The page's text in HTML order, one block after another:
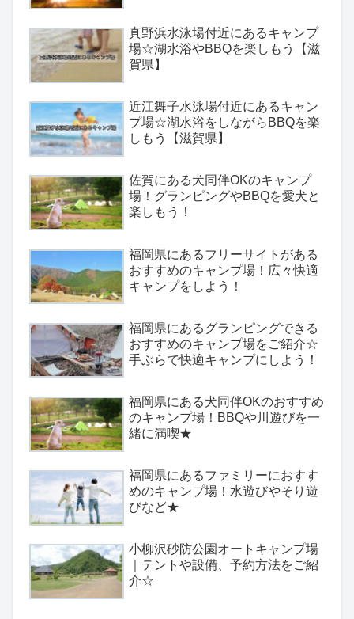
真野浜水泳場付近にあるキャンプ
場☆湖水浴やBBQを楽しもう【滋
賀県】
近江舞子水泳場付近にあるキャン
プ場☆湖水浴をしながらBBQを楽
しもう【滋賀県】
佐賀にある犬同伴OKのキャンプ
場！グランピングやBBQを愛犬と
楽しもう！
福岡県にあるフリーサイトがある
おすすめのキャンプ場！広々快適
キャンプをしよう！
福岡県にあるグランピングできる
おすすめのキャンプ場をご紹介☆
手ぶらで快適キャンプにしよう！
福岡県にある犬同伴OKのおすすめ
のキャンプ場！BBQや川遊びを一
緒に満喫★
福岡県にあるファミリーにおすす
めのキャンプ場！水遊びやそり遊
びなど★
小柳沢砂防公園オートキャンプ場
｜テントや設備、予約方法をご紹
介☆